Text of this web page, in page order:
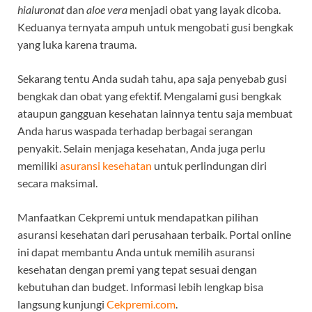
hialuronatdan aloe vera menjadi obat yang layak dicoba.
Keduanya ternyata ampuh untuk mengobati gusi bengkak
yang luka karena trauma.
Sekarang tentu Anda sudah tahu, apa saja penyebab gusi
bengkak dan obat yang efektif. Mengalami gusi bengkak
ataupun gangguan kesehatan lainnya tentu saja membuat
Anda harus waspada terhadap berbagai serangan
penyakit. Selain menjaga kesehatan, Anda juga perlu
memiliki asuransi kesehatan untuk perlindungan diri
secara maksimal.
Manfaatkan Cekpremi untuk mendapatkan pilihan
asuransi kesehatan dari perusahaan terbaik. Portal online
ini dapat membantu Anda untuk memilih asuransi
kesehatan dengan premi yang tepat sesuai dengan
kebutuhan dan budget. Informasi lebih lengkap bisa
langsung kunjungi Cekpremi.com.